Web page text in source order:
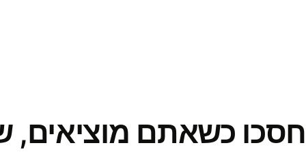
חסכו כשאתם מוציאים,